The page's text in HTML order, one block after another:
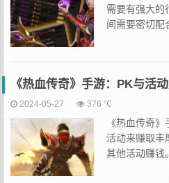
需要有强大的
间需要密切配
《热血传奇》手游：PK与活
2024-05-27 376 ℃
《热血传奇
活动来赚取丰
其他活动赚钱